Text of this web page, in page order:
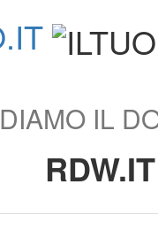
.IT
IL
RDW.IT